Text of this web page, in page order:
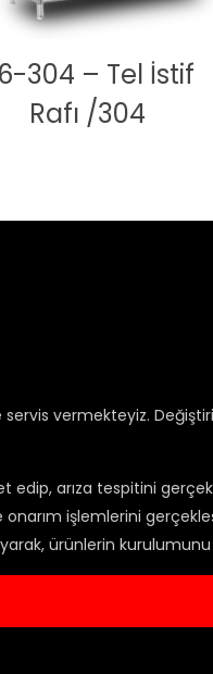
304 – Tel İstif
Rafı /304
vermekteyiz.
edip, arıza tespitini
onarım işlemlerini
ürünlerin